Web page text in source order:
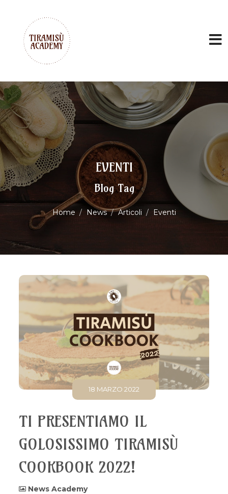
EVENTI
Blog Tag
Home News Articoli Eventi
18 MARZO 2022
TI PRESENTIAMO IL
GOLOSISSIMO TIRAMISÙ
COOKBOOK 2022!
News Academy